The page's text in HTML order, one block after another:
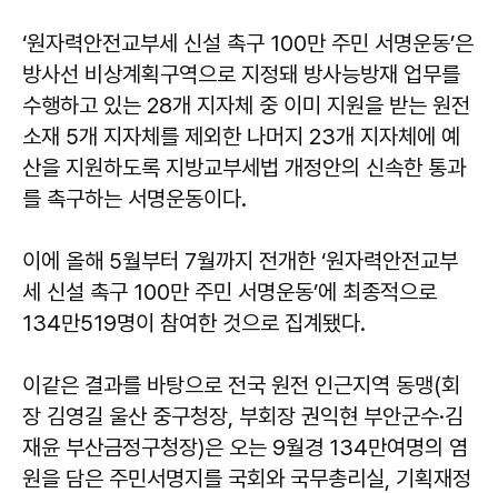
‘원자력안전교부세 신설 촉구 100만 주민 서명운동’은
방사선 비상계획구역으로 지정돼 방사능방재 업무를
수행하고 있는 28개 지자체 중 이미 지원을 받는 원전
소재 5개 지자체를 제외한 나머지 23개 지자체에 예
산을 지원하도록 지방교부세법 개정안의 신속한 통과
를 촉구하는 서명운동이다.
이에 올해 5월부터 7월까지 전개한 ‘원자력안전교부
세 신설 촉구 100만 주민 서명운동’에 최종적으로
134만519명이 참여한 것으로 집계됐다.
이같은 결과를 바탕으로 전국 원전 인근지역 동맹(회
장 김영길 울산 중구청장, 부회장 권익현 부안군수·김
재윤 부산금정구청장)은 오는 9월경 134만여명의 염
원을 담은 주민서명지를 국회와 국무총리실, 기획재정